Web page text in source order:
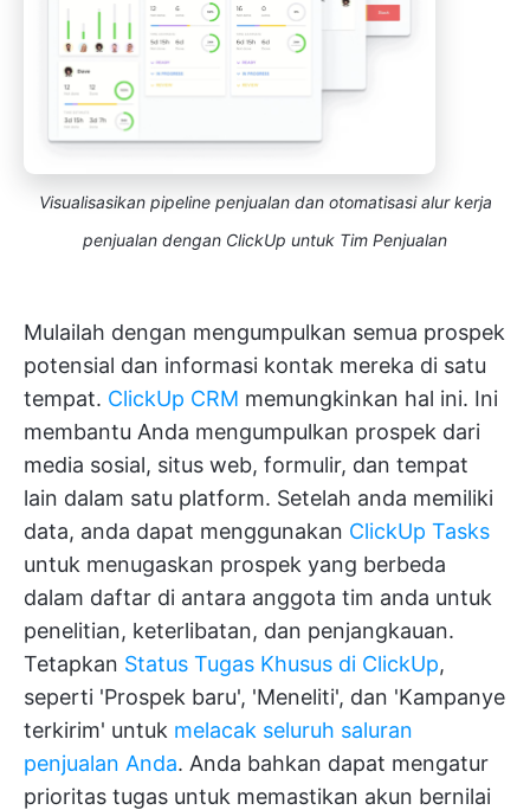
Visualisasikan pipeline penjualan dan otomatisasi alur kerja
penjualan dengan ClickUp untuk Tim Penjualan
Mulailah dengan mengumpulkan semua prospek
potensial dan informasi kontak mereka di satu
tempat. ClickUp CRM memungkinkan hal ini. Ini
membantu Anda mengumpulkan prospek dari
media sosial, situs web, formulir, dan tempat
lain dalam satu platform. Setelah anda memiliki
data, anda dapat menggunakan ClickUp Tasks
untuk menugaskan prospek yang berbeda
dalam daftar di antara anggota tim anda untuk
penelitian, keterlibatan, dan penjangkauan.
Tetapkan Status Tugas Khusus di ClickUp,
seperti 'Prospek baru', 'Meneliti', dan 'Kampanye
terkirim' untuk melacak seluruh saluran
penjualan Anda. Anda bahkan dapat mengatur
prioritas tugas untuk memastikan akun bernilai